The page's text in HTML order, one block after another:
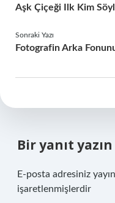
Aşk Çiçeği Ilk Kim
Sonraki Yazı
Fotografin Arka
Bir yanıt yazın
E-posta adresiniz
işaretlenmişlerdir